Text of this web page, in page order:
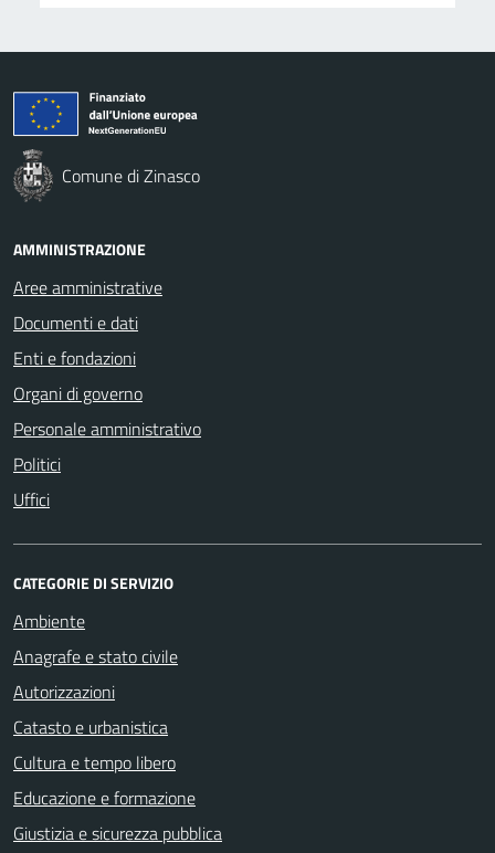
Comune di Zinasco
AMMINISTRAZIONE
Aree amministrative
Documenti e dati
Enti e fondazioni
Organi di governo
Personale amministrativo
Politici
Uffici
CATEGORIE DI SERVIZIO
Ambiente
Anagrafe e stato civile
Autorizzazioni
Catasto e urbanistica
Cultura e tempo libero
Educazione e formazione
Giustizia e sicurezza pubblica